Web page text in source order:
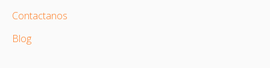
Contactanos
Blog